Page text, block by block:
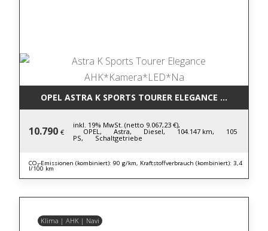
OPEL ASTRA K SPORTS TOURER ELEGANCE
10.790 €
inkl. 19% MwSt. (netto 9.067,23 €),
OPEL, Astra, Diesel, 104.147 km, 105
PS, Schaltgetriebe
CO₂-Emissionen (kombiniert): 90 g/km, Kraftstoffverbrauch (kombiniert): 3,4
l/100 km
Klima | AHK | Navi